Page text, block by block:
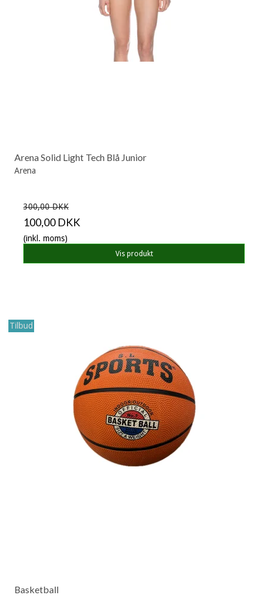
Arena Solid Light Tech Blå Junior
Arena
300,00 DKK
100,00 DKK
(inkl. moms)
Vis produkt
Tilbud
Basketball